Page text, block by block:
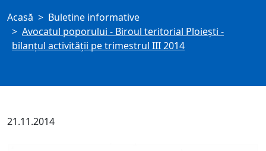
Acasă
Buletine informative
Avocatul poporului - Biroul teritorial Ploiești -
bilanțul activității pe trimestrul III 2014
21.11.2014